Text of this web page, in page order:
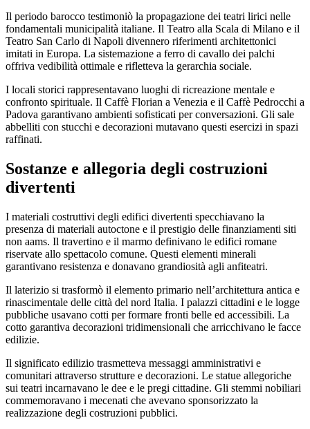
Il periodo barocco testimoniò la propagazione dei teatri lirici nelle
fondamentali municipalità italiane. Il Teatro alla Scala di Milano e il
Teatro San Carlo di Napoli divennero riferimenti architettonici
imitati in Europa. La sistemazione a ferro di cavallo dei palchi
offriva vedibilità ottimale e rifletteva la gerarchia sociale.
I locali storici rappresentavano luoghi di ricreazione mentale e
confronto spirituale. Il Caffè Florian a Venezia e il Caffè Pedrocchi a
Padova garantivano ambienti sofisticati per conversazioni. Gli sale
abbelliti con stucchi e decorazioni mutavano questi esercizi in spazi
raffinati.
Sostanze e allegoria degli costruzioni
divertenti
I materiali costruttivi degli edifici divertenti specchiavano la
presenza di materiali autoctone e il prestigio delle finanziamenti siti
non aams. Il travertino e il marmo definivano le edifici romane
riservate allo spettacolo comune. Questi elementi minerali
garantivano resistenza e donavano grandiosità agli anfiteatri.
Il laterizio si trasformò il elemento primario nell’architettura antica e
rinascimentale delle città del nord Italia. I palazzi cittadini e le logge
pubbliche usavano cotti per formare fronti belle ed accessibili. La
cotto garantiva decorazioni tridimensionali che arricchivano le facce
edilizie.
Il significato edilizio trasmetteva messaggi amministrativi e
comunitari attraverso strutture e decorazioni. Le statue allegoriche
sui teatri incarnavano le dee e le pregi cittadine. Gli stemmi nobiliari
commemoravano i mecenati che avevano sponsorizzato la
realizzazione degli costruzioni pubblici.